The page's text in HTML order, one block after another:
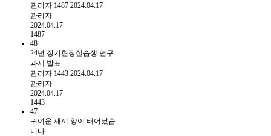
관리자 1487 2024.04.17
관리자
2024.04.17
1487
48
24년 장기현장실습생 연구
과제 발표
관리자 1443 2024.04.17
관리자
2024.04.17
1443
47
귀여운 새끼 양이 태어났습
니다